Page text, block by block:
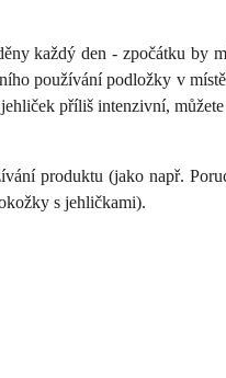
každý den - zpočátku by
používání podložky v
příliš intenzivní,
produktu (jako např.
s jehličkami).